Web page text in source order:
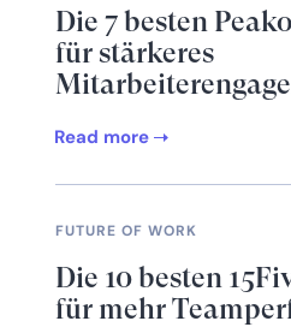
Die 7 besten
für stärkeres
Read more
FUTURE OF WORK
Die 10 besten
für mehr